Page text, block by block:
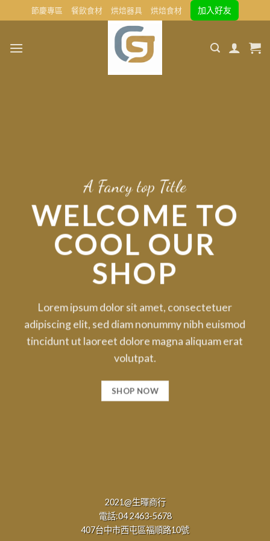
to
節慶專區 餐飲食材 烘焙器具 烘焙食材 加入好友
A Fancy top Title
WELCOME TO
COOL OUR
SHOP
Lorem ipsum dolor sit amet, consectetuer
adipiscing elit, sed diam nonummy nibh euismod
tincidunt ut laoreet dolore magna aliquam erat
volutpat.
SHOP NOW
2021@生暉商行
電話:04 2463-5678
407台中市西屯區福順路10號